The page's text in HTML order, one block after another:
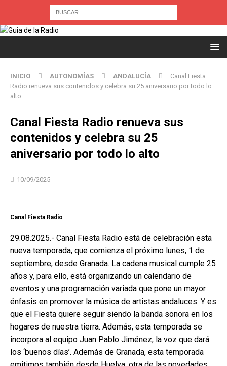
INICIO AUTONOMÍAS ANDALUCÍA
Canal Fiesta
Radio renueva sus contenidos y celebra su 25 aniversario por todo lo
alto
Canal Fiesta Radio renueva sus
contenidos y celebra su 25
aniversario por todo lo alto
10/09/2025
Canal Fiesta Radio
29.08.2025.- Canal Fiesta Radio está de celebración esta
nueva temporada, que comienza el próximo lunes, 1 de
septiembre, desde Granada. La cadena musical cumple 25
años y, para ello, está organizando un calendario de
eventos y una programación variada que pone un mayor
énfasis en promover la música de artistas andaluces. Y es
que el Fiesta quiere seguir siendo la banda sonora en los
hogares de nuestra tierra. Además, esta temporada se
incorpora al equipo Juan Pablo Jiménez, la voz que dará
los ‘buenos días’. Además de Granada, esta temporada